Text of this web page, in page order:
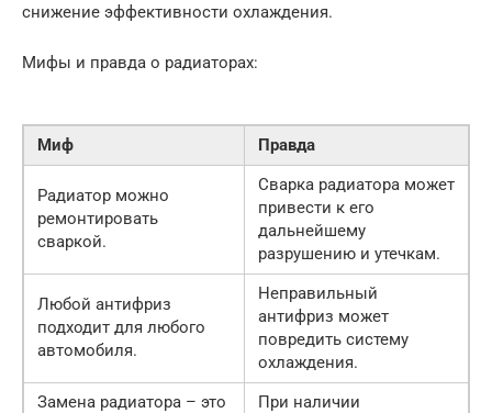
снижение эффективности охлаждения.
Мифы и правда о радиаторах:
Миф Правда
Радиатор можно
ремонтировать
сваркой.
Сварка радиатора может
привести к его
дальнейшему
разрушению и утечкам.
Любой антифриз
подходит для любого
автомобиля.
Неправильный
антифриз может
повредить систему
охлаждения.
Замена радиатора – это
При наличии